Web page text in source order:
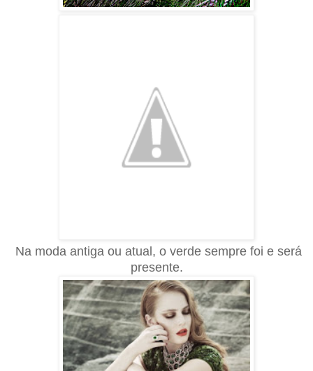
Na moda antiga ou atual, o verde sempre foi e será
presente.